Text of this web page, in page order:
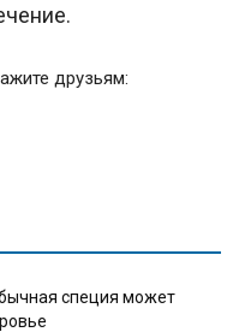
друзьям:
специя может